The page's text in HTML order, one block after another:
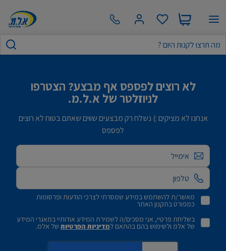
לא רוצים לפספס אף מבצע? הצטרפו
לניוזלטר של א.ל.מ.
אנחנו לא מציקים :) נשלח רק מבצעים שווים שאתם בטוח לא רוצים
לפספס
אימייל
מאשר/ת להשתמש במידע שמסרתי לצרכי הודעות ופרסומות
כמפורט בתקנון האתר
בשליחת פרטיי, אני מסכים/ה לשמירת המידע אודותיי במאגרי המידע
של אלמ ולשימוש בהם בהתאם למדיניות הפרטיותשל אלמ.